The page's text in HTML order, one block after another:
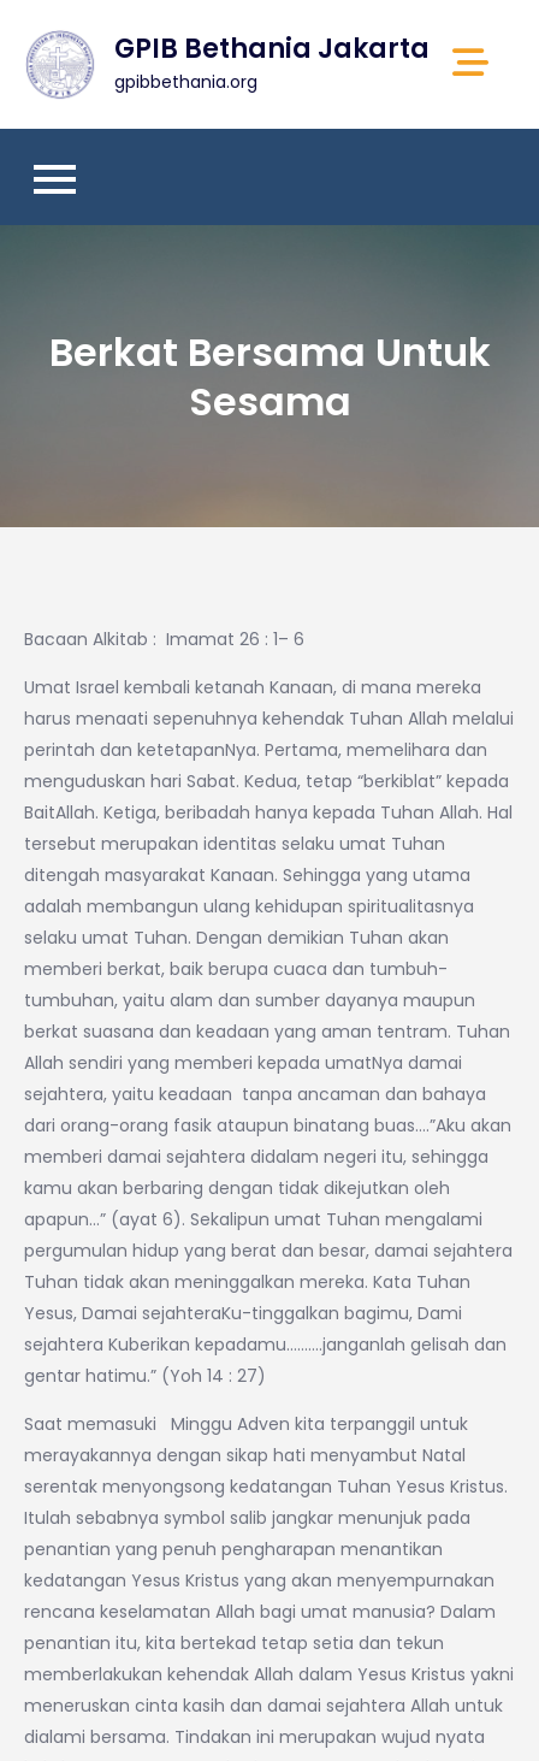
content
GPIB Bethania Jakarta
gpibbethania.org
Berkat Bersama Untuk
Sesama
Bacaan Alkitab : Imamat 26 : 1– 6
Umat Israel kembali ketanah Kanaan, di mana mereka
harus menaati sepenuhnya kehendak Tuhan Allah melalui
perintah dan ketetapanNya. Pertama, memelihara dan
menguduskan hari Sabat. Kedua, tetap “berkiblat” kepada
BaitAllah. Ketiga, beribadah hanya kepada Tuhan Allah. Hal
tersebut merupakan identitas selaku umat Tuhan
ditengah masyarakat Kanaan. Sehingga yang utama
adalah membangun ulang kehidupan spiritualitasnya
selaku umat Tuhan. Dengan demikian Tuhan akan
memberi berkat, baik berupa cuaca dan tumbuh-
tumbuhan, yaitu alam dan sumber dayanya maupun
berkat suasana dan keadaan yang aman tentram. Tuhan
Allah sendiri yang memberi kepada umatNya damai
sejahtera, yaitu keadaan tanpa ancaman dan bahaya
dari orang-orang fasik ataupun binatang buas….”Aku akan
memberi damai sejahtera didalam negeri itu, sehingga
kamu akan berbaring dengan tidak dikejutkan oleh
apapun…” (ayat 6). Sekalipun umat Tuhan mengalami
pergumulan hidup yang berat dan besar, damai sejahtera
Tuhan tidak akan meninggalkan mereka. Kata Tuhan
Yesus, Damai sejahteraKu-tinggalkan bagimu, Dami
sejahtera Kuberikan kepadamu……….janganlah gelisah dan
gentar hatimu.” (Yoh 14 : 27)
Saat memasuki Minggu Adven kita terpanggil untuk
merayakannya dengan sikap hati menyambut Natal
serentak menyongsong kedatangan Tuhan Yesus Kristus.
Itulah sebabnya symbol salib jangkar menunjuk pada
penantian yang penuh pengharapan menantikan
kedatangan Yesus Kristus yang akan menyempurnakan
rencana keselamatan Allah bagi umat manusia? Dalam
penantian itu, kita bertekad tetap setia dan tekun
memberlakukan kehendak Allah dalam Yesus Kristus yakni
meneruskan cinta kasih dan damai sejahtera Allah untuk
dialami bersama. Tindakan ini merupakan wujud nyata